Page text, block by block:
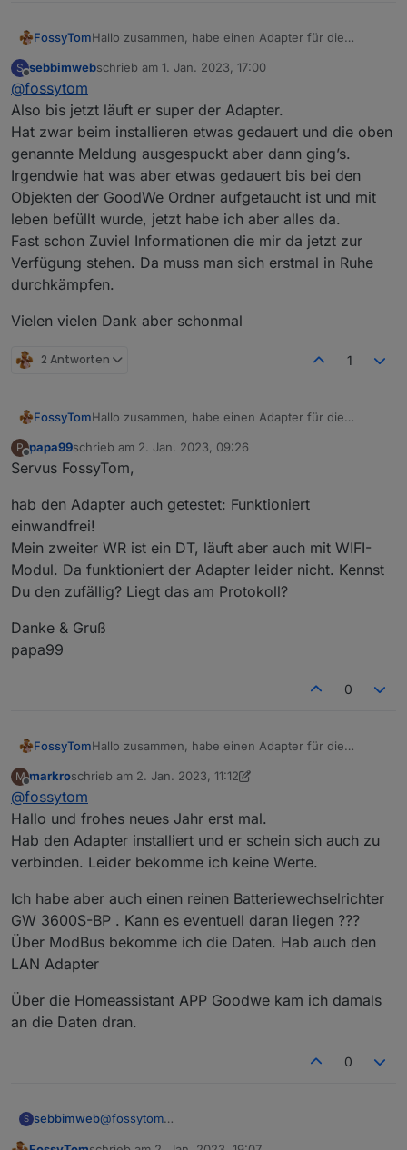
FossyTomHallo zusammen, habe einen Adapter für die
die Register auszulesen. Funktioniert über das WiFi
toll wenn ihr in testen und feedback geben könntet.
Adapter liegt unter
https://github.com/FossyTom/ioBroker.goodwe .
S
Offline
sebbimwebschrieb am 1. Jan. 2023, 17:00
zuletzt editiert von
@fossytom
Also bis jetzt läuft er super der Adapter.
Hat zwar beim installieren etwas gedauert und die oben
genannte Meldung ausgespuckt aber dann ging’s.
Irgendwie hat was aber etwas gedauert bis bei den
Objekten der GoodWe Ordner aufgetaucht ist und mit
leben befüllt wurde, jetzt habe ich aber alles da.
Fast schon Zuviel Informationen die mir da jetzt zur
Verfügung stehen. Da muss man sich erstmal in Ruhe
durchkämpfen.
Vielen vielen Dank aber schonmal
2 Antworten 1
FossyTomHallo zusammen, habe einen Adapter für die
die Register auszulesen. Funktioniert über das WiFi
Modul und benötigt keinen Modbus Adapter. Wäre
Adapter liegt unter
https://github.com/FossyTom/ioBroker.goodwe
P papa99schrieb am 2. Jan. 2023, 09:26
zuletzt editiert von
Servus FossyTom,
hab den Adapter auch getestet: Funktioniert
einwandfrei!
Mein zweiter WR ist ein DT, läuft aber auch mit WIFI-
Modul. Da funktioniert der Adapter leider nicht. Kennst
Du den zufällig? Liegt das am Protokoll?
Danke & Gruß
papa99
0
FossyTomHallo zusammen, habe einen Adapter für die
die Register auszulesen. Funktioniert über das WiFi
toll wenn ihr in testen und feedback geben könntet.
Adapter liegt unter
https://github.com/FossyTom/ioBroker.goodwe.
M
Offline
markroschrieb am 2. Jan. 2023, 11:12
zuletzt editiert von markro 1. Feb. 2023, 12:16
@fossytom
Hallo und frohes neues Jahr erst mal.
Hab den Adapter installiert und er schein sich auch zu
verbinden. Leider bekomme ich keine Werte.
Ich habe aber auch einen reinen Batteriewechselrichter
GW 3600S-BP . Kann es eventuell daran liegen ???
Über ModBus bekomme ich die Daten. Hab auch den
LAN Adapter
Über die Homeassistant APP Goodwe kam ich damals
an die Daten dran.
0
S sebbimweb@fossytom